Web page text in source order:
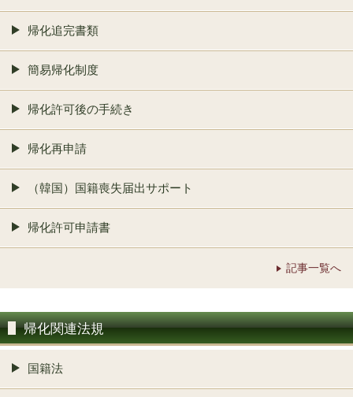
帰化追完書類
簡易帰化制度
帰化許可後の手続き
帰化再申請
（韓国）国籍喪失届出サポート
帰化許可申請書
記事一覧へ
帰化関連法規
国籍法